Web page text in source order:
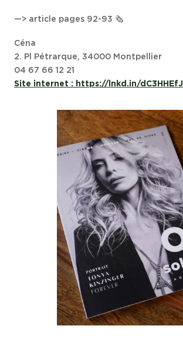
—> article pages 92-93 🗞
Céna
2. Pl Pétrarque, 34000 Montpellier
04 67 66 12 21
Site internet : https://lnkd.in/dC3HHEfJ